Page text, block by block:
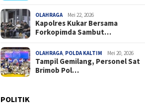
OLAHRAGA Mei 22, 2026
Kapolres Kukar Bersama
Forkopimda Sambut…
OLAHRAGA, POLDA KALTIM Mei 20, 2026
Tampil Gemilang, Personel Sat
Brimob Pol…
POLITIK